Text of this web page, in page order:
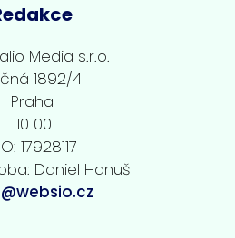
Media s.r.o.
1892/4
Praha
110 00
17928117
Daniel Hanuš